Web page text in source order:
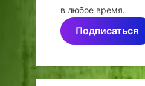
в любое время.
Подписаться